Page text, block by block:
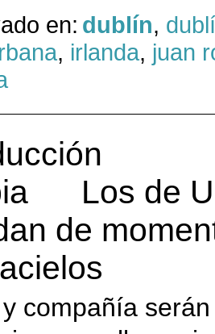
en: dublín,
, irlanda, juan
Los de
de
compañía